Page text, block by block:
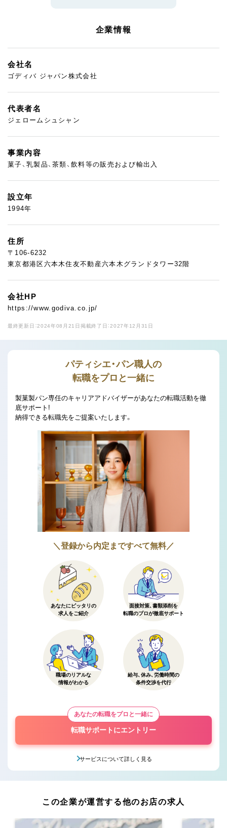
企業情報
会社名
ゴディバ ジャパン株式会社
代表者名
ジェロームシュシャン
事業内容
菓子、乳製品、茶類、飲料等の販売および輸出入
設立年
1994年
住所
〒106-6232
東京都港区六本木住友不動産六本木グランドタワー32階
会社HP
https://www.godiva.co.jp/
最終更新日：2024年08月21日 掲載終了日：2027年12月31日
パティシエ・パン職人の
転職をプロと一緒に
製菓製パン専任のキャリアアドバイザーがあなたの転職活動を徹
底サポート!
納得できる転職先をご提案いたします。
＼登録から内定まですべて無料／
あなたにピッタリの
求人をご紹介
面接対策、書類添削を
転職のプロが徹底サポート
職場のリアルな
情報がわかる
給与、休み、労働時間の
条件交渉を代行
あなたの転職をプロと一緒に
転職サポートにエントリー
サービスについて詳しく見る
この企業が運営する他のお店の求人